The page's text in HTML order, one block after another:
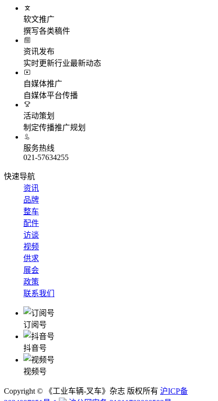
软文推广
撰写各类稿件
资讯发布
实时更新行业最新动态
自媒体推广
自媒体平台传播
活动策划
制定传播推广规划
服务热线
021-57634255
快速导航
资讯
品牌
整车
配件
访谈
视频
供求
展会
政策
联系我们
订阅号
抖音号
视频号
Copyright © 《工业车辆-叉车》杂志 版权所有 沪ICP备